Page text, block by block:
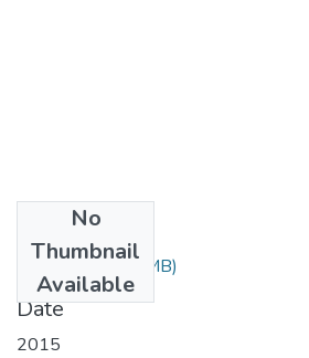
No
Thumbnail
Available
hamidi.pdf(36.4 MB)
Date
2015